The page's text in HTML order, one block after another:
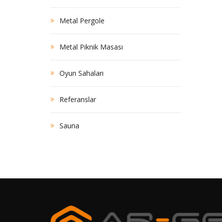
Metal Pergole
Metal Piknik Masası
Oyun Sahaları
Referanslar
Sauna